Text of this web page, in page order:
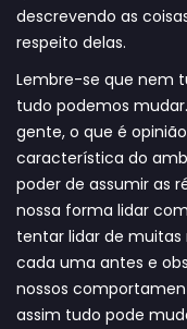
descrevendo as
respeito delas.
Lembre-se que nem
tudo podemos
gente, o que é
característica do
poder de assumir as
nossa forma lidar
tentar lidar de muitas
cada uma antes e
nossos
assim tudo pode